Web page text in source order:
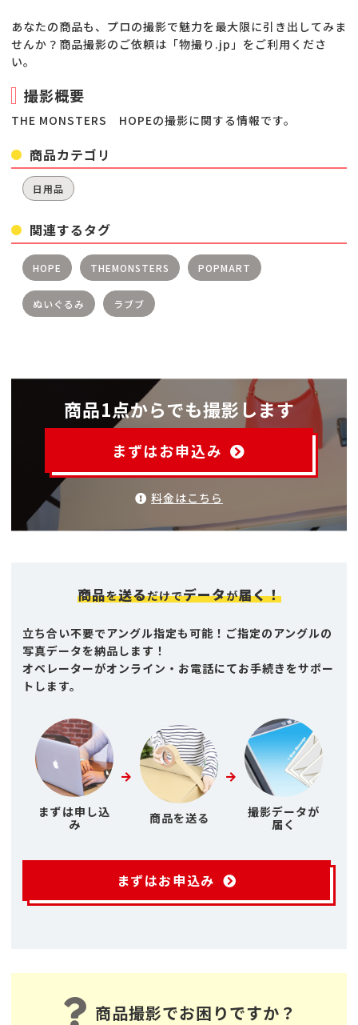
あなたの商品も、プロの撮影で魅力を最大限に引き出してみま
せんか？商品撮影のご依頼は「物撮り.jp」をご利用くださ
い。
撮影概要
THE MONSTERS HOPEの撮影に関する情報です。
商品カテゴリ
日用品
関連するタグ
HOPE THEMONSTERS POPMART
ぬいぐるみ ラブブ
商品1点からでも撮影します
まずはお申込み
料金はこちら
商品を送るだけでデータが届く！
立ち合い不要でアングル指定も可能！ご指定のアングルの
写真データを納品します！
オペレーターがオンライン・お電話にてお手続きをサポー
トします。
まずは申し込
み
商品を送る
撮影データが
届く
まずはお申込み
商品撮影でお困りですか？